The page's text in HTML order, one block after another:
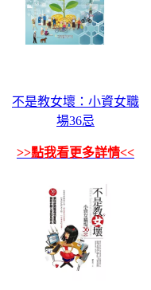
不是教女壞：小資女職
場36忌
>>點我看更多詳情<<